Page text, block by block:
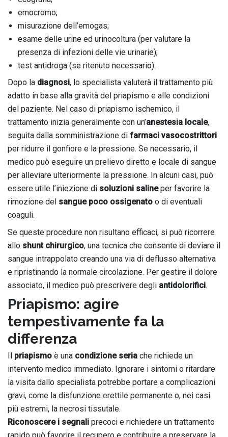
emocromo;
misurazione dell’emogas;
esame delle urine ed urinocoltura (per valutare la
presenza di infezioni delle vie urinarie);
test antidroga (se ritenuto necessario).
Dopo la diagnosi, lo specialista valuterà il trattamento più
adatto in base alla gravità del priapismo e alle condizioni
del paziente. Nel caso di priapismo ischemico, il
trattamento inizia generalmente con un’anestesia locale,
seguita dalla somministrazione di farmaci vasocostrittori
per ridurre il gonfiore e la pressione. Se necessario, il
medico può eseguire un prelievo diretto e locale di sangue
per alleviare ulteriormente la pressione. In alcuni casi, può
essere utile l’iniezione di soluzioni salineper favorire la
rimozione del sangue poco ossigenato o di eventuali
coaguli.
Se queste procedure non risultano efficaci, si può ricorrere
allo shunt chirurgico, una tecnica che consente di deviare il
sangue intrappolato creando una via di deflusso alternativa
e ripristinando la normale circolazione. Per gestire il dolore
associato, il medico può prescrivere degli antidolorifici.
Priapismo: agire
tempestivamente fa la
differenza
priapismo è una condizione seria che richiede un
intervento medico immediato. Ignorare i sintomi o ritardare
la visita dallo specialista potrebbe portare a complicazioni
gravi, come la disfunzione erettile permanente o, nei casi
più estremi, la necrosi tissutale.
Riconoscere i segnali precoci e richiedere un trattamento